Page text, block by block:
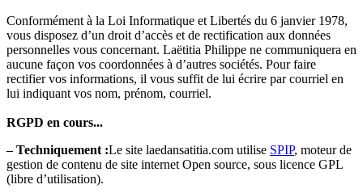
Conformément à la Loi Informatique et Libertés du 6 janvier 1978,
vous disposez d’un droit d’accès et de rectification aux données
personnelles vous concernant. Laëtitia Philippe ne communiquera en
aucune façon vos coordonnées à d’autres sociétés. Pour faire
rectifier vos informations, il vous suffit de lui écrire par courriel en
lui indiquant vos nom, prénom, courriel.
RGPD en cours...
– Techniquement :Le site laedansatitia.com utilise SPIP, moteur de
gestion de contenu de site internet Open source, sous licence GPL
(libre d’utilisation).